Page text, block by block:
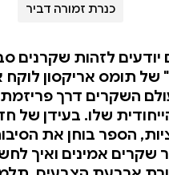
כנרת זמורה דביר
לזהות שקרנים
של תומס אריקסון
השקרים דרך פריזמת
שלו. בעידן של
הספר בוחן את
שקרים אמינים ואיך